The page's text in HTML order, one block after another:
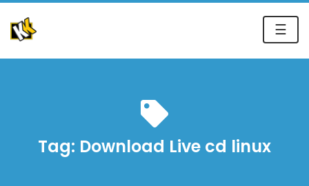
☰
Tag: Download Live cd linux